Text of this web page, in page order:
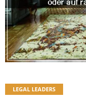
LEGAL LEADERS